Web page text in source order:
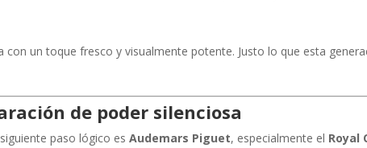
un toque fresco y visualmente potente. Justo lo que esta
de poder silenciosa
paso lógico esAudemars Piguet, especialmente el Royal